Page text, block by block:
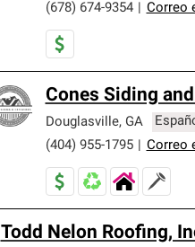
(678) 674-9354
Correo
Cones Siding
Douglasville, GA
(404) 955-1795
Correo
Todd Nelon Roofing,